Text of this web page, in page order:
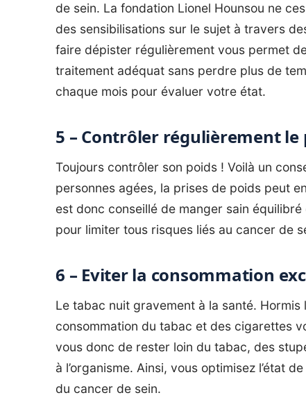
de sein. La fondation Lionel Hounsou ne
des sensibilisations sur le sujet à travers
faire dépister régulièrement vous permet
traitement adéquat sans perdre plus de
chaque mois pour évaluer votre état.
5 – Contrôler régulièrement le
Toujours contrôler son poids ! Voilà un
personnes agées, la prises de poids peut
est donc conseillé de manger sain
pour limiter tous risques liés au cancer de
6 – Eviter la consommation
Le tabac nuit gravement à la santé.
consommation du tabac et des cigarettes
vous donc de rester loin du tabac, des
à l’organisme. Ainsi, vous optimisez l’état
du cancer de sein.